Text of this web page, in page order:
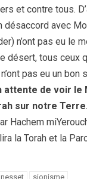
et contre tous.
désaccord avec
n’ont pas eu le
désert, tous ceux
pas eu un bon
de voir le
sur notre Terre.
Hachem
la Torah et la
sionisme